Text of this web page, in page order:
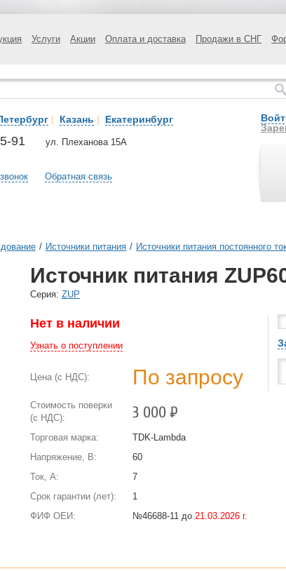
Услуги Акции Оплата и доставка Продажи в СНГ
| Казань | Екатеринбург
91 ул. Плеханова 15А
Обратная связь
/ Источники питания / Источники питания постоянного
Источник питания
Cерия: ZUP
Нет в наличии
Узнать о поступлении
Цена (с НДС): По запросу
Стоимость поверки
(с НДС):
3 000Р
Торговая марка:
TDK-Lambda
Напряжение, В:
60
Ток, А:
7
Срок гарантии (лет):
1
ФИФ ОЕИ:
№46688-11 до 21.03.2026 г.